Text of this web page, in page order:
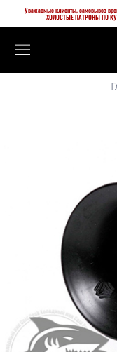
Уважаемые клиенты, самовывоз
ХОЛОСТЫЕ ПАТРОНЫ ПО